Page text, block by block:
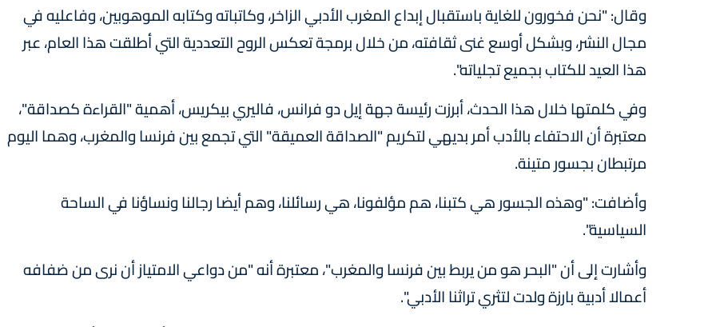
وقال: "نحن فخورون للغاية باستقبال إبداع المغرب الأدبي الزاخر، وكاتباته وكتابه الموهوبين، وفاعليه في
مجال النشر، وبشكل أوسع غنى ثقافته، من خلال برمجة تعكس الروح التعددية التي أطلقت هذا العام، عبر
هذا العيد للكتاب بجميع تجلياته".
وفي كلمتها خلال هذا الحدث، أبرزت رئيسة جهة إيل دو فرانس، فاليري بيكريس، أهمية "القراءة كصداقة"،
معتبرة أن الاحتفاء بالأدب أمر بديهي لتكريم "الصداقة العميقة" التي تجمع بين فرنسا والمغرب، وهما اليوم
مرتبطان بجسور متينة.
وأضافت: "وهذه الجسور هي كتبنا، هم مؤلفونا، هي رسائلنا، وهم أيضا رجالنا ونساؤنا في الساحة
السياسية".
وأشارت إلى أن "البحر هو من يربط بين فرنسا والمغرب"، معتبرة أنه "من دواعي الامتياز أن نرى من ضفافه
أعمالا أدبية بارزة ولدت لتثري تراثنا الأدبي".